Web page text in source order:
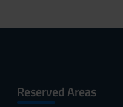
Reserved Areas